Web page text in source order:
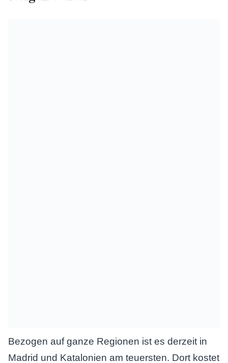
Bezogen auf ganze Regionen ist es derzeit in
Madrid und Katalonien am teuersten. Dort kostet